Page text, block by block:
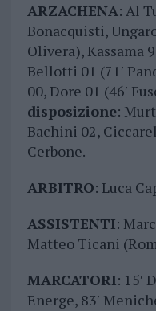
ARZACHENA: Al
Bonacquisti,
Olivera), Kassama
Bellotti 01 (71′
00, Dore 01 (46′
disposizione:
Bachini 02,
Cerbone.
ARBITRO: Luca
ASSISTENTI:
Matteo Ticani
MARCATORI: 15′
Energe, 83′